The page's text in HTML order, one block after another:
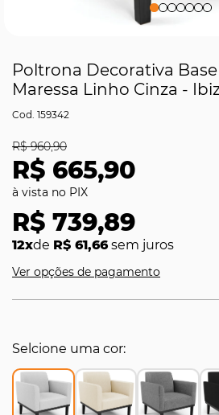
Poltrona Decorativa
Maressa Linho Cinza -
159342
R$ 665,90
R$ 960,90
R$ 739,89
12xde R$ 61,66 sem juros
Ver opções de pagamento
Selcione uma cor